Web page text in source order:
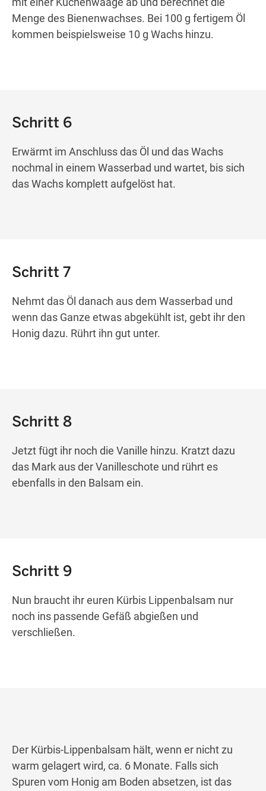
Menge des Bienenwachses. Bei 100 g fertigem Öl
kommen beispielsweise 10 g Wachs hinzu.
Schritt 6
Erwärmt im Anschluss das Öl und das Wachs
nochmal in einem Wasserbad und wartet, bis sich
das Wachs komplett aufgelöst hat.
Schritt 7
Nehmt das Öl danach aus dem Wasserbad und
wenn das Ganze etwas abgekühlt ist, gebt ihr den
Honig dazu. Rührt ihn gut unter.
Schritt 8
Jetzt fügt ihr noch die Vanille hinzu. Kratzt dazu
das Mark aus der Vanilleschote und rührt es
ebenfalls in den Balsam ein.
Schritt 9
Nun braucht ihr euren Kürbis Lippenbalsam nur
noch ins passende Gefäß abgießen und
verschließen.
Der Kürbis-Lippenbalsam hält, wenn er nicht zu
warm gelagert wird, ca. 6 Monate. Falls sich
Spuren vom Honig am Boden absetzen, ist das